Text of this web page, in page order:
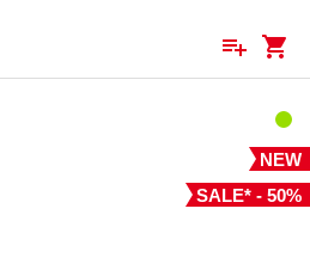
playlist_add shopping_cart
NEW
SALE* - 50%